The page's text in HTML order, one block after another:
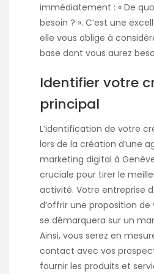
immédiatement : « De
besoin ? ». C’est une
elle vous oblige à
base dont vous aurez
Identifier votre
principal
L’identification de votre
lors de la création d’une
marketing digital à
cruciale pour tirer le
activité. Votre entreprise
d’offrir une proposition
se démarquera sur un
Ainsi, vous serez en
contact avec vos
fournir les produits et